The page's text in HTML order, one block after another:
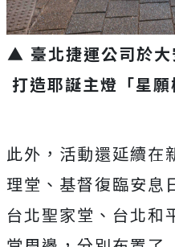
▲ 臺北捷運公司於大
打造耶誕主燈「星願
此外，活動還延續在
理堂、基督復臨安息
台北聖家堂、台北和